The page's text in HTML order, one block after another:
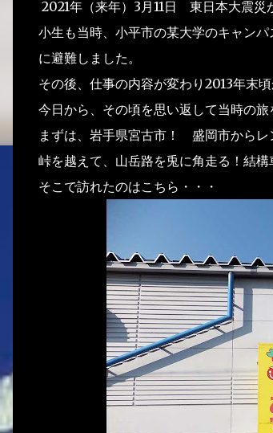
2021年（来年）3月11日 東日本大震災
小生も当時、小平市の某大学のキャン
に避難しました。
その後、仕事の内容が変わり2013年末
今日から、その頃を思い返して当時の
まずは、岩手県宮古市！ 盛岡市からレ
峠を越えて、山岳路を兎に角走る！結
そこで訪れたのはこちら・・・